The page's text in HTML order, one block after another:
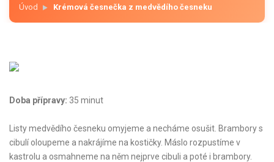
Úvod Krémová česnečka z medvědího česneku
Doba přípravy: 35 minut
Listy medvědího česneku omyjeme a necháme osušit. Brambory s
cibulí oloupeme a nakrájíme na kostičky. Máslo rozpustíme v
kastrolu a osmahneme na něm nejprve cibuli a poté i brambory.